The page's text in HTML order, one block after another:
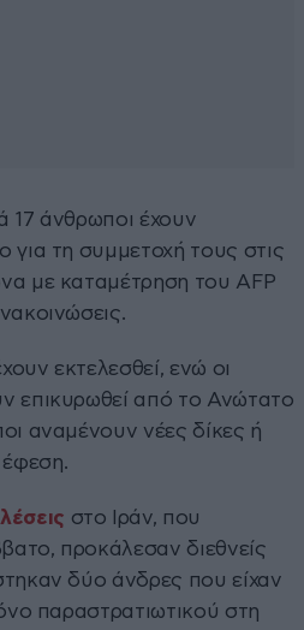
17 άνθρωποι έχουν
για τη συμμετοχή τους στις
με καταμέτρηση του AFP
εκτελεσθεί, ενώ οι
επικυρωθεί από το Ανώτατο
αναμένουν νέες δίκες ή
στο Ιράν, που
προκάλεσαν διεθνείς
δύο άνδρες που είχαν
παραστρατιωτικού στη